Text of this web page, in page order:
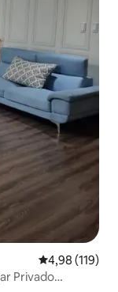
4,98 de uma
4,98 (119)
Privado